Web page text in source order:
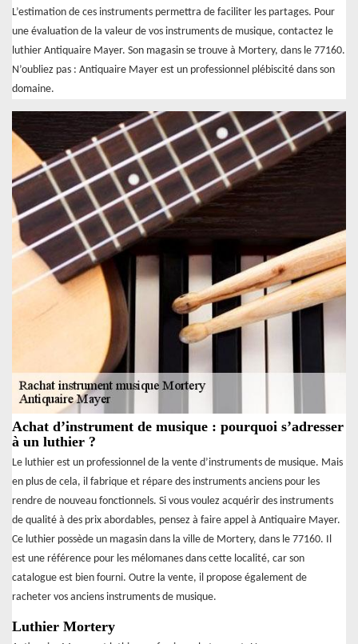
L’estimation de ces instruments permettra de faciliter les partages. Pour
une évaluation de la valeur de vos instruments de musique, contactez le
luthier Antiquaire Mayer. Son magasin se trouve à Mortery, dans le 77160.
N’oubliez pas : Antiquaire Mayer est un professionnel plébiscité dans son
domaine.
Achat d’instrument de musique : pourquoi s’adresser
à un luthier ?
Le luthier est un professionnel de la vente d’instruments de musique. Mais
en plus de cela, il fabrique et répare des instruments anciens pour les
rendre de nouveau fonctionnels. Si vous voulez acquérir des instruments
de qualité à des prix abordables, pensez à faire appel à Antiquaire Mayer.
Ce luthier possède un magasin dans la ville de Mortery, dans le 77160. Il
est une référence pour les mélomanes dans cette localité, car son
catalogue est bien fourni. Outre la vente, il propose également de
racheter vos anciens instruments de musique.
Luthier Mortery